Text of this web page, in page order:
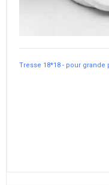
Tresse 18*18 - pour